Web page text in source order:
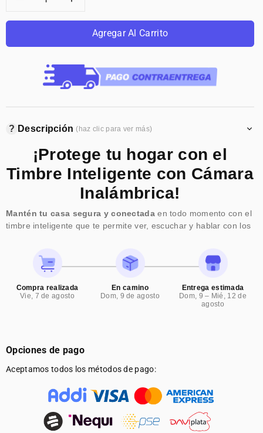
para
PROYECTOR
MAGCUBIC
HY300
PRO
4K
ANDROID
WIFI
LED
cantidad
para
PROYECTOR
MAGCUBIC
HY300
PRO
4K
ANDROID
11
WIFI
LED
Agregar Al Carrito
? Descripción (haz clic para ver más)
¡Protege tu hogar con el
Timbre Inteligente con Cámara
Inalámbrica!
Mantén tu casa segura y conectadaen todo momento con el
timbre inteligente que te permite ver, escuchar y hablar con los
real, nunca más te perderás un evento importante o te sentirás
inseguro frente a tu puerta.
Compra realizada
Vie, 7 de agosto
En camino
Dom, 9 de agosto
Entrega estimada
Dom, 9 – Mié, 12 de
agosto
Opciones de pago
Aceptamos todos los métodos de pago: